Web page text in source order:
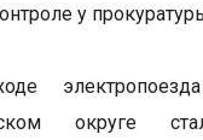
у
округе